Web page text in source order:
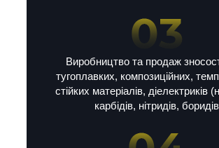
Виробництво та продаж
тугоплавких, композиційних,
стійких матеріалів, діелектриків
карбідів, нітридів, боридів